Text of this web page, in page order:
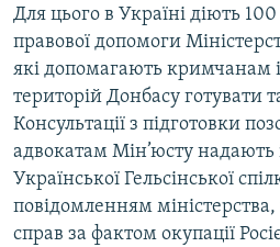
Для цього в Україні діють
правової допомоги
які допомагають кримчанам
територій Донбасу готувати
Консультації з підготовки
адвокатам Мін’юсту надають
Української Гельсінської
повідомленням міністерства,
справ за фактом окупації